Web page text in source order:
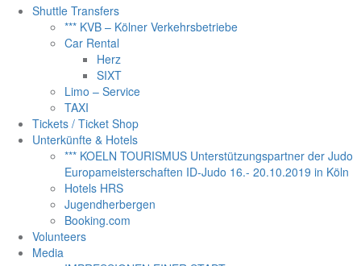
Shuttle Transfers
*** KVB – Kölner Verkehrsbetriebe
Car Rental
Herz
SIXT
Limo – Service
TAXI
Tickets / Ticket Shop
Unterkünfte & Hotels
*** KOELN TOURISMUS Unterstützungspartner der Judo
Europameisterschaften ID-Judo 16.- 20.10.2019 in Köln
Hotels HRS
Jugendherbergen
Booking.com
Volunteers
Media